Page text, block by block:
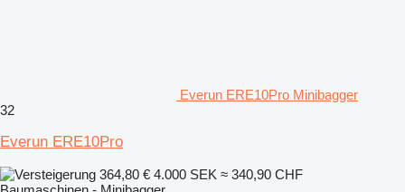
Everun ERE10Pro Minibagger
32
Everun ERE10Pro
364,80 € 4.000 SEK ≈ 340,90 CHF